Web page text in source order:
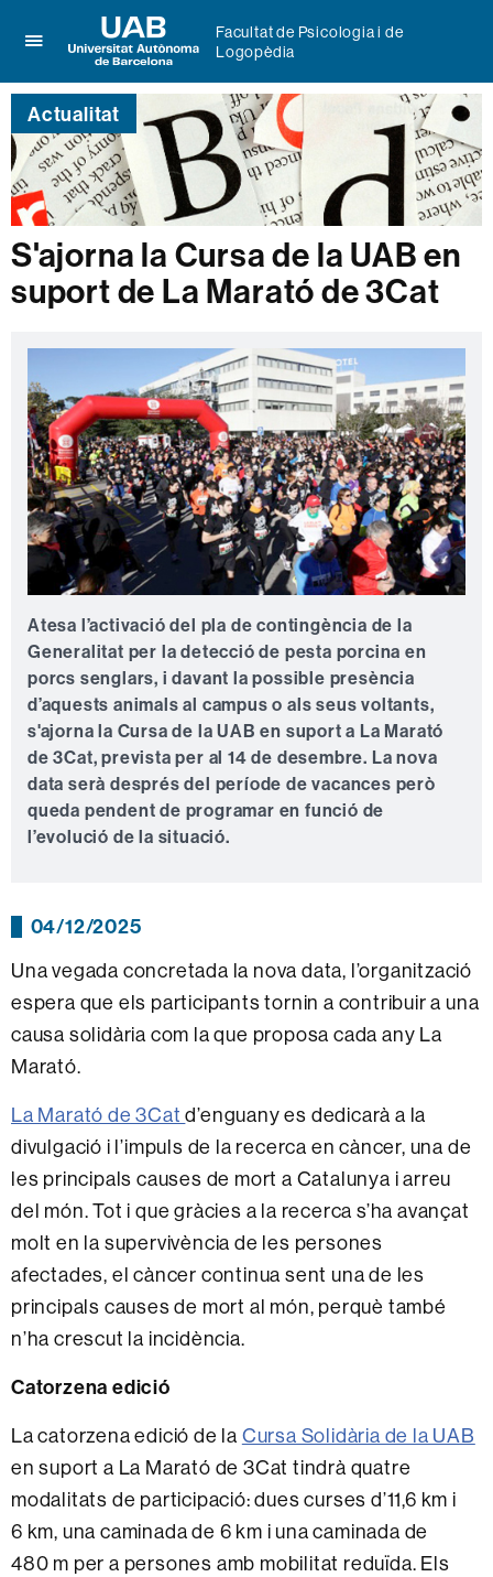
per
desplegar
el
menú
de
Facultat
de
Psicologia
de
Logopèdia
Universitat
Autònoma
de
Barcelona
Facultat de Psicologia i de
Logopèdia
Actualitat
S'ajorna la Cursa de la UAB en
suport de La Marató de 3Cat
Atesa l’activació del pla de contingència de la
Generalitat per la detecció de pesta porcina en
porcs senglars, i davant la possible presència
d’aquests animals al campus o als seus voltants,
s'ajorna la Cursa de la UAB en suport a La Marató
de 3Cat, prevista per al 14 de desembre. La nova
data serà després del període de vacances però
queda pendent de programar en funció de
l’evolució de la situació.
04/12/2025
Una vegada concretada la nova data, l’organització
espera que els participants tornin a contribuir a una
causa solidària com la que proposa cada any La
Marató.
La Marató de 3Catd’enguany es dedicarà a la
divulgació i l’impuls de la recerca en càncer, una de
les principals causes de mort a Catalunya i arreu
del món. Tot i que gràcies a la recerca s’ha avançat
molt en la supervivència de les persones
afectades, el càncer continua sent una de les
principals causes de mort al món, perquè també
n’ha crescut la incidència.
Catorzena edició
La catorzena edició de la Cursa Solidària de la UAB
en suport a La Marató de 3Cat tindrà quatre
modalitats de participació: dues curses d’11,6 km i
6 km, una caminada de 6 km i una caminada de
480 m per a persones amb mobilitat reduïda. Els